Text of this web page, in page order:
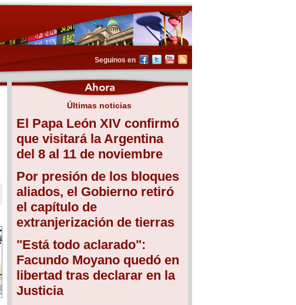
Seguinos en
Últimas noticias
El Papa León XIV confirmó
que visitará la Argentina
del 8 al 11 de noviembre
Por presión de los bloques
aliados, el Gobierno retiró
el capítulo de
extranjerización de tierras
"Está todo aclarado":
Facundo Moyano quedó en
libertad tras declarar en la
Justicia